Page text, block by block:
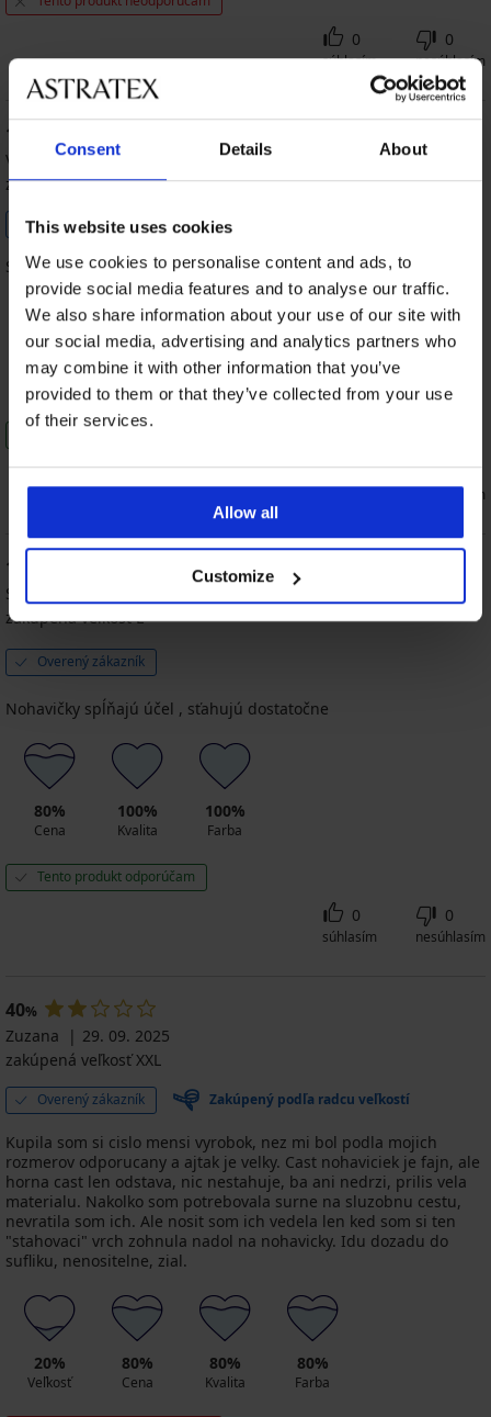
Consent Details About
This website uses cookies
We use cookies to personalise content and ads, to
provide social media features and to analyse our traffic.
We also share information about your use of our site with
our social media, advertising and analytics partners who
may combine it with other information that you’ve
provided to them or that they’ve collected from your use
of their services.
Allow all
Customize
0
súhlasím
0
nesúhlasím
100
Veronika
17. 12. 2025
zakúpená veľkosť M
Overený zákazník Zakúpený podľa radcu veľkostí
Sedí vybraná veľkosť. Výborná kvalita
100%
Veľkosť
100%
Cena
100%
Kvalita
0 0
nesúhlasím
100
Silvia
zakúpená veľkosť L
Overený zákazník
Nohavičky spĺňajú účel , sťahujú dostatočne
80%
Cena
100%
Kvalita
100%
Farba
Tento produkt odporúčam
0
súhlasím
0
nesúhlasím
40%
Zuzana
29. 09. 2025
zakúpená veľkosť XXL
Overený zákazník Zakúpený podľa radcu veľkostí
Kupila som si cislo mensi vyrobok, nez mi bol podla mojich
rozmerov odporucany a ajtak je velky. Cast nohaviciek je fajn, ale
horna cast len odstava, nic nestahuje, ba ani nedrzi, prilis vela
materialu. Nakolko som potrebovala surne na sluzobnu cestu,
nevratila som ich. Ale nosit som ich vedela len ked som si ten
"stahovaci" vrch zohnula nadol na nohavicky. Idu dozadu do
sufliku, nenositelne, zial.
20%
Veľkosť
80%
Cena
80%
Kvalita
80%
Farba